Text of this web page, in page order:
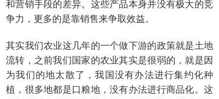
和营销手段的差异。这些产品本身并没有极大的竞
争力，更多的是靠销售来争取效益。
其实我们农业这几年的一个做下游的政策就是土地
流转，之前我们国家的农业其实是很弱的，就是因
为我们的地太散了，我国没有办法进行集约化种
植，很多地都是口粮地，没有办法进行商品化。这